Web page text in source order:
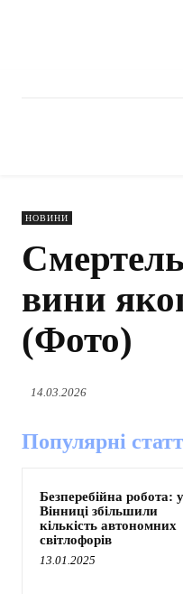
НОВИНИ
вини
(Фото)
14.03.2026
Популярні
Безперебійна робота: у
Вінниці збільшили
кількість автономних
світлофорів
13.01.2025